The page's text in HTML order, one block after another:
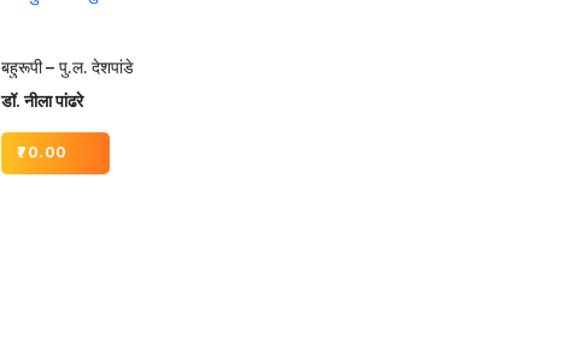
बहुरूपी – पु.ल. देशपांडे
डॉ. नीला पांढरे
70.00